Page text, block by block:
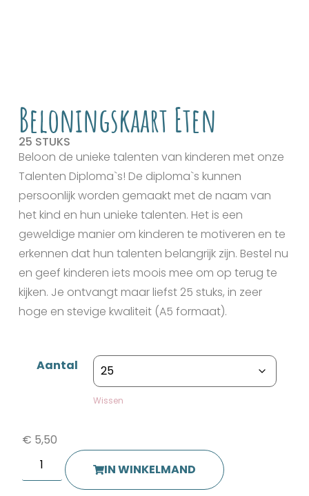
Beloningskaart Eten
25 STUKS
Beloon de unieke talenten van kinderen met onze
Talenten Diploma`s! De diploma`s kunnen
persoonlijk worden gemaakt met de naam van
het kind en hun unieke talenten. Het is een
geweldige manier om kinderen te motiveren en te
erkennen dat hun talenten belangrijk zijn. Bestel nu
en geef kinderen iets moois mee om op terug te
kijken. Je ontvangt maar liefst 25 stuks, in zeer
hoge en stevige kwaliteit (A5 formaat).
Aantal
Wissen
€ 5,50
IN WINKELMAND